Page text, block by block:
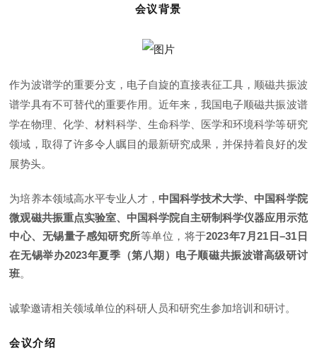
会议背景
作为波谱学的重要分支，电子自旋的直接表征工具，顺磁共振波
谱学具有不可替代的重要作用。近年来，我国电子顺磁共振波谱
学在物理、化学、材料科学、生命科学、医学和环境科学等研究
领域，取得了许多令人瞩目的最新研究成果，并保持着良好的发
展势头。
为培养本领域高水平专业人才，中国科学技术大学、中国科学院
微观磁共振重点实验室、中国科学院自主研制科学仪器应用示范
中心、无锡量子感知研究所等单位，将于2023年7月21日–31日
在无锡举办2023年夏季（第八期）电子顺磁共振波谱高级研讨
班。
诚挚邀请相关领域单位的科研人员和研究生参加培训和研讨。
会议介绍